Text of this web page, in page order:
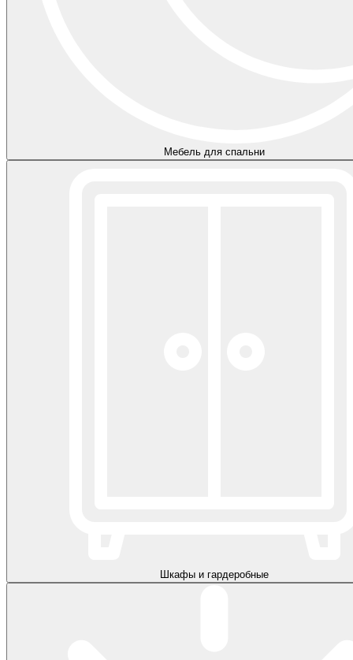
Мебель для спальни
Шкафы и гардеробные